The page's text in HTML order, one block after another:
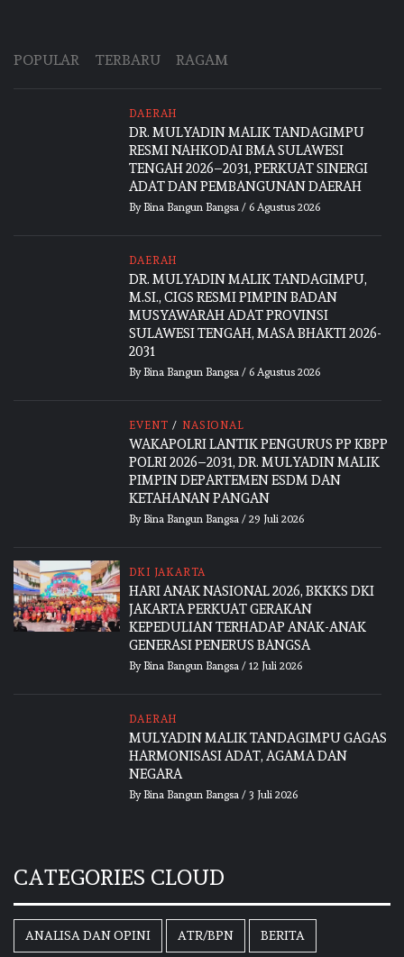
POPULAR TERBARU RAGAM
DAERAH
DR. MULYADIN MALIK TANDAGIMPU
RESMI NAHKODAI BMA SULAWESI
TENGAH 2026–2031, PERKUAT SINERGI
ADAT DAN PEMBANGUNAN DAERAH
By Bina Bangun Bangsa/ 6 Agustus 2026
DAERAH
DR. MULYADIN MALIK TANDAGIMPU,
M.SI., CIGS RESMI PIMPIN BADAN
MUSYAWARAH ADAT PROVINSI
SULAWESI TENGAH, MASA BHAKTI 2026-
2031
By Bina Bangun Bangsa/ 6 Agustus 2026
EVENT / NASIONAL
WAKAPOLRI LANTIK PENGURUS PP KBPP
POLRI 2026–2031, DR. MULYADIN MALIK
PIMPIN DEPARTEMEN ESDM DAN
KETAHANAN PANGAN
By Bina Bangun Bangsa/ 29 Juli 2026
DKI JAKARTA
HARI ANAK NASIONAL 2026, BKKKS DKI
JAKARTA PERKUAT GERAKAN
KEPEDULIAN TERHADAP ANAK-ANAK
GENERASI PENERUS BANGSA
By Bina Bangun Bangsa/ 12 Juli 2026
DAERAH
MULYADIN MALIK TANDAGIMPU GAGAS
HARMONISASI ADAT, AGAMA DAN
NEGARA
By Bina Bangun Bangsa/ 3 Juli 2026
CATEGORIES CLOUD
ANALISA DAN OPINI ATR/BPN BERITA